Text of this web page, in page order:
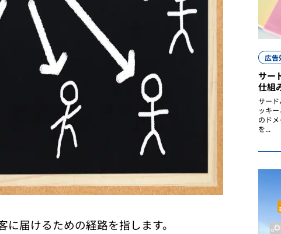
届けるための経路を指します。
広告
サー
仕組
サー
ッキ
のド
を...